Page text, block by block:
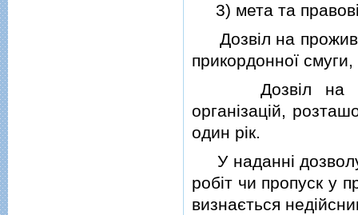
3) мета та правовi
Дозвiл на
прикордонної
Дозвiл на
органiзацiй,
один рiк.
У наданнi дозволу
робiт чи пропуск у
визнається